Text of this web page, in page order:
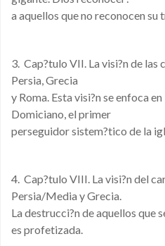
a aquellos que no reconocen su
3. Cap?tulo VII. La visi?n de
Persia, Grecia
y Roma. Esta visi?n se enfoca
Domiciano, el primer
perseguidor sistem?tico de la
4. Cap?tulo VIII. La visi?n del
Persia/Media y Grecia.
La destrucci?n de aquellos que
es profetizada.